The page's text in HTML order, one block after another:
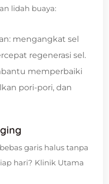
lidah buaya:
mengangkat sel
regenerasi sel.
memperbaiki
pori-pori, dan
garis halus tanpa
hari? Klinik Utama